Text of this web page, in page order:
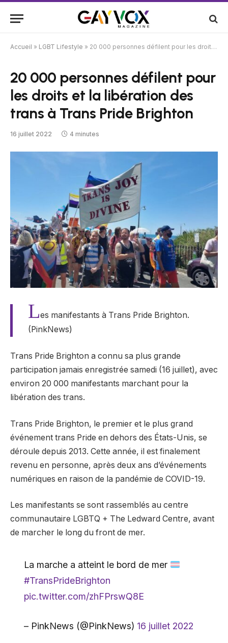
Accueil » LGBT Lifestyle » 20 000 personnes défilent pour les droits et la libération des trans à Trans Pride Brighton
20 000 personnes défilent pour
les droits et la libération des
trans à Trans Pride Brighton
16 juillet 2022 4 minutes
Les manifestants à Trans Pride Brighton.
(PinkNews)
Trans Pride Brighton a connu sa plus grande
participation jamais enregistrée samedi (16 juillet), avec
environ 20 000 manifestants marchant pour la
libération des trans.
Trans Pride Brighton, le premier et le plus grand
événement trans Pride en dehors des États-Unis, se
déroule depuis 2013. Cette année, il est finalement
revenu en personne, après deux ans d’événements
numériques en raison de la pandémie de COVID-19.
Les manifestants se sont rassemblés au centre
communautaire LGBTQ + The Ledward Centre, avant
de marcher le long du front de mer.
La marche a atteint le bord de mer
#TransPrideBrighton
pic.twitter.com/zhFPrswQ8E
– PinkNews (@PinkNews) 16 juillet 2022